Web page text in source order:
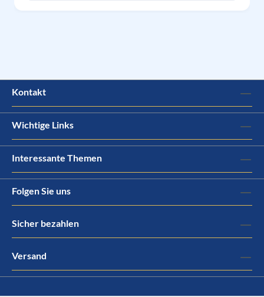
Kontakt
Wichtige Links
Interessante Themen
Folgen Sie uns
Sicher bezahlen
Versand